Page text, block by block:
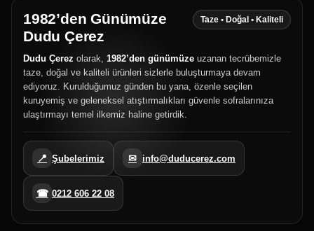
1982’den Günümüze
Dudu Çerez
Taze • Doğal • Kaliteli
Dudu Çerez olarak, 1982’den günümüze uzanan tecrübemizle
taze, doğal ve kaliteli ürünleri sizlerle buluşturmaya devam
ediyoruz. Kurulduğumuz günden bu yana, özenle seçilen
kuruyemiş ve geleneksel atıştırmalıkları güvenle sofralarınıza
ulaştırmayı temel ilkemiz haline getirdik.
📍 Şubelerimiz ✉ info@duducerez.com
☎ 0212 606 22 08